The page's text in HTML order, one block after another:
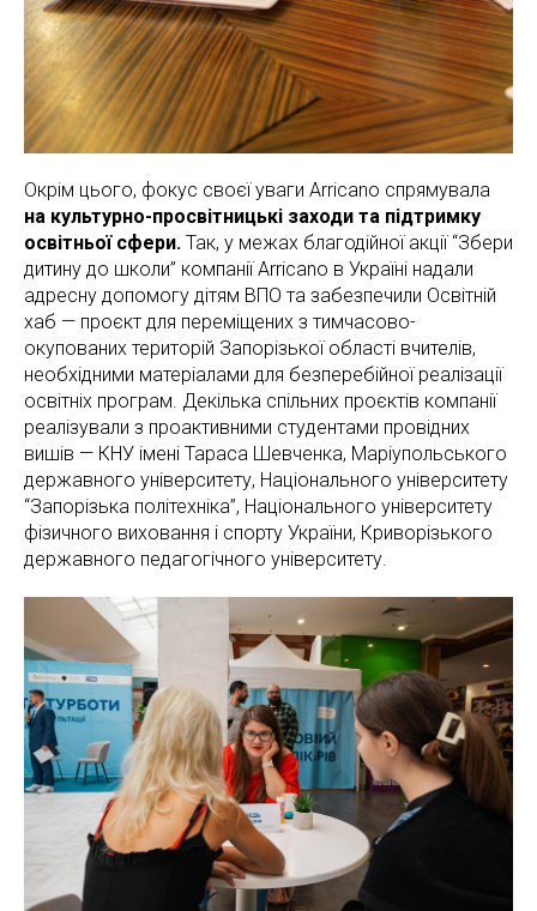
Окрім цього, фокус своєї уваги Arricano спрямувала
на культурно-просвітницькі заходи та підтримку
освітньої сфери. Так, у межах благодійної акції “Збери
дитину до школи” компанії Arricano в Україні надали
адресну допомогу дітям ВПО та забезпечили Освітній
хаб — проєкт для переміщених з тимчасово-
окупованих територій Запорізької області вчителів,
необхідними матеріалами для безперебійної реалізації
освітніх програм. Декілька спільних проєктів компанії
реалізували з проактивними студентами провідних
вишів — КНУ імені Тараса Шевченка, Маріупольського
державного університету, Національного університету
“Запорізька політехніка”, Національного університету
фізичного виховання і спорту України, Криворізького
державного педагогічного університету.